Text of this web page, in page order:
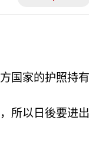
国家的护照持
所以日後要进